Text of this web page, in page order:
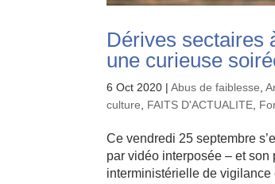
Dérives sectaires
une curieuse
6 Oct 2020 |Abus de faiblesse ,
culture
FAITS D'ACTUALITE
Ce vendredi 25 septembre
par vidéo interposée – et
interministérielle de vigilance